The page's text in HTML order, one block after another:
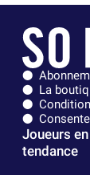
La
Joueurs en
tendance